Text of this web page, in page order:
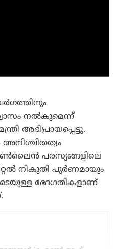
നൽകുമെന്ന്
അഭിപ്രായപ്പെട്ടു.
പരസ്യങ്ങളിലെ
നികുതി പൂർണമായും
ഭേദഗതികളാണ്